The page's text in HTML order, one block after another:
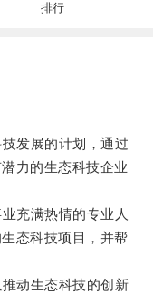
排行
发展的计划，通过
力的生态科技企业
充满热情的专业人
态科技项目，并帮
动生态科技的创新